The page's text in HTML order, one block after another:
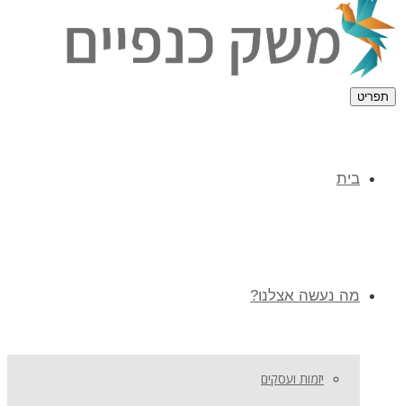
תפריט
בית
מה נעשה אצלנו?
יזמות ועסקים